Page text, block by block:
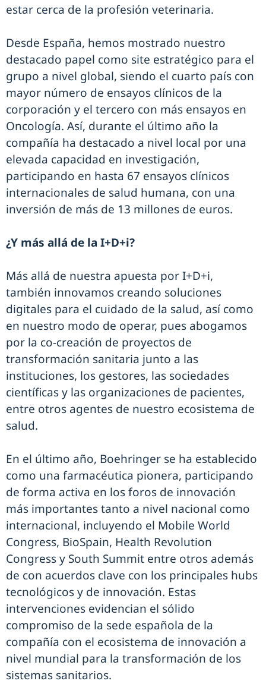
estar cerca de la profesión veterinaria.
Desde España, hemos mostrado nuestro
destacado papel como site estratégico para el
grupo a nivel global, siendo el cuarto país con
mayor número de ensayos clínicos de la
corporación y el tercero con más ensayos en
Oncología. Así, durante el último año la
compañía ha destacado a nivel local por una
elevada capacidad en investigación,
participando en hasta 67 ensayos clínicos
internacionales de salud humana, con una
inversión de más de 13 millones de euros.
¿Y más allá de la I+D+i?
Más allá de nuestra apuesta por I+D+i,
también innovamos creando soluciones
digitales para el cuidado de la salud, así como
en nuestro modo de operar, pues abogamos
por la co-creación de proyectos de
transformación sanitaria junto a las
instituciones, los gestores, las sociedades
científicas y las organizaciones de pacientes,
entre otros agentes de nuestro ecosistema de
salud.
En el último año, Boehringer se ha establecido
como una farmacéutica pionera, participando
de forma activa en los foros de innovación
más importantes tanto a nivel nacional como
internacional, incluyendo el Mobile World
Congress, BioSpain, Health Revolution
Congress y South Summit entre otros además
de con acuerdos clave con los principales hubs
tecnológicos y de innovación. Estas
intervenciones evidencian el sólido
compromiso de la sede española de la
compañía con el ecosistema de innovación a
nivel mundial para la transformación de los
sistemas sanitarios.